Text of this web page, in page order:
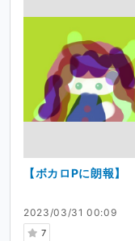
2023/03/31 00:09
7
【ボカロPに朗報】